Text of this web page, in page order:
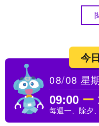
今
08/08 星
09:00 ー
每週一、除夕